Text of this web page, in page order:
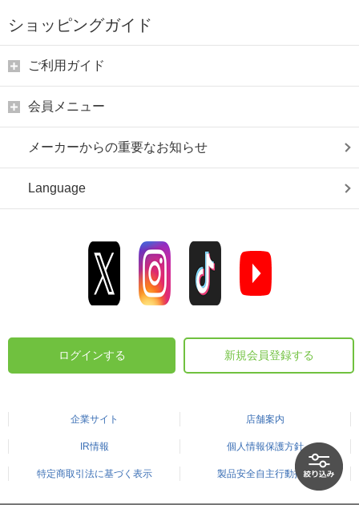
ショッピングガイド
ご利用ガイド
会員メニュー
メーカーからの重要なお知らせ
Language
ログインする 新規会員登録する
企業サイト 店舗案内
IR情報 個人情報保護方針
特定商取引法に基づく表示 製品安全自主行動指針